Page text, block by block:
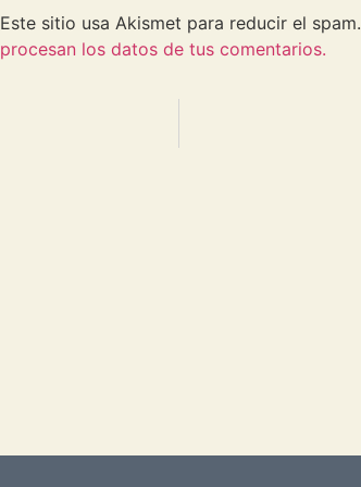
Este sitio usa Akismet para reducir el spam.
procesan los datos de tus comentarios.